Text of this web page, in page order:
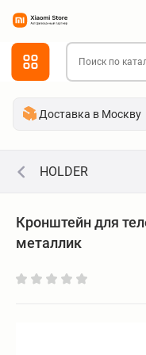
Доставка в Москву
HOLDER
Кронштейн для
металлик